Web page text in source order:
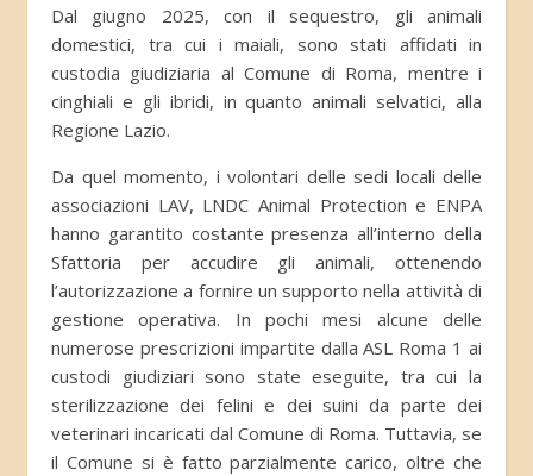
Dal giugno 2025, con il sequestro, gli animali
domestici, tra cui i maiali, sono stati affidati in
custodia giudiziaria al Comune di Roma, mentre i
cinghiali e gli ibridi, in quanto animali selvatici, alla
Regione Lazio.
Da quel momento, i volontari delle sedi locali delle
associazioni LAV, LNDC Animal Protection e ENPA
hanno garantito costante presenza all’interno della
Sfattoria per accudire gli animali, ottenendo
l’autorizzazione a fornire un supporto nella attività di
gestione operativa. In pochi mesi alcune delle
numerose prescrizioni impartite dalla ASL Roma 1 ai
custodi giudiziari sono state eseguite, tra cui la
sterilizzazione dei felini e dei suini da parte dei
veterinari incaricati dal Comune di Roma. Tuttavia, se
il Comune si è fatto parzialmente carico, oltre che